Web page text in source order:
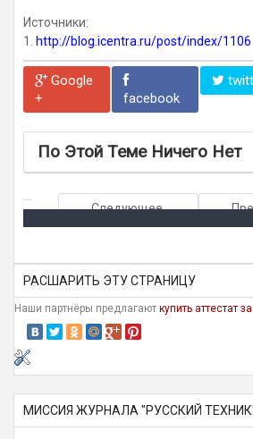
Источники:
1.
http://blog.icentra.ru/post/index/1106
Google
+
facebook
По Этой Теме Ничего Нет
Следующее
РАСШАРИТЬ ЭТУ СТРАНИЦУ
Наши партнёры предлагают купить аттестат
МИССИЯ ЖУРНАЛА "РУССКИЙ